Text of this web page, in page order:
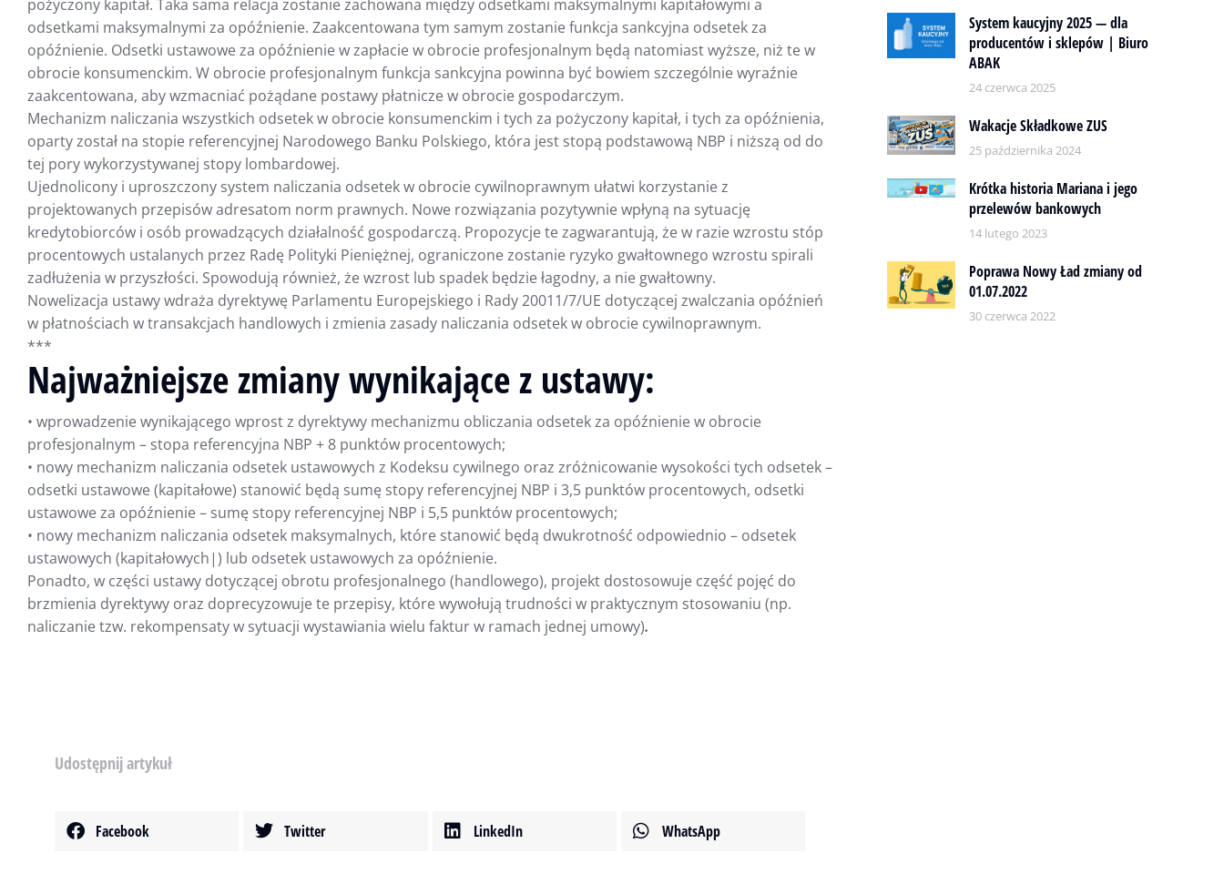
pożyczony kapitał. Taka sama relacja zostanie zachowana między odsetkami maksymalnymi kapitałowymi a
odsetkami maksymalnymi za opóźnienie. Zaakcentowana tym samym zostanie funkcja sankcyjna odsetek za
opóźnienie. Odsetki ustawowe za opóźnienie w zapłacie w obrocie profesjonalnym będą natomiast wyższe, niż te w
obrocie konsumenckim. W obrocie profesjonalnym funkcja sankcyjna powinna być bowiem szczególnie wyraźnie
zaakcentowana, aby wzmacniać pożądane postawy płatnicze w obrocie gospodarczym.
Mechanizm naliczania wszystkich odsetek w obrocie konsumenckim i tych za pożyczony kapitał, i tych za opóźnienia,
oparty został na stopie referencyjnej Narodowego Banku Polskiego, która jest stopą podstawową NBP i niższą od do
tej pory wykorzystywanej stopy lombardowej.
Ujednolicony i uproszczony system naliczania odsetek w obrocie cywilnoprawnym ułatwi korzystanie z
projektowanych przepisów adresatom norm prawnych. Nowe rozwiązania pozytywnie wpłyną na sytuację
kredytobiorców i osób prowadzących działalność gospodarczą. Propozycje te zagwarantują, że w razie wzrostu stóp
procentowych ustalanych przez Radę Polityki Pieniężnej, ograniczone zostanie ryzyko gwałtownego wzrostu spirali
zadłużenia w przyszłości. Spowodują również, że wzrost lub spadek będzie łagodny, a nie gwałtowny.
Nowelizacja ustawy wdraża dyrektywę Parlamentu Europejskiego i Rady 20011/7/UE dotyczącej zwalczania opóźnień
w płatnościach w transakcjach handlowych i zmienia zasady naliczania odsetek w obrocie cywilnoprawnym.
***
Najważniejsze zmiany wynikające z ustawy:
• wprowadzenie wynikającego wprost z dyrektywy mechanizmu obliczania odsetek za opóźnienie w obrocie
profesjonalnym – stopa referencyjna NBP + 8 punktów procentowych;
• nowy mechanizm naliczania odsetek ustawowych z Kodeksu cywilnego oraz zróżnicowanie wysokości tych odsetek –
odsetki ustawowe (kapitałowe) stanowić będą sumę stopy referencyjnej NBP i 3,5 punktów procentowych, odsetki
ustawowe za opóźnienie – sumę stopy referencyjnej NBP i 5,5 punktów procentowych;
• nowy mechanizm naliczania odsetek maksymalnych, które stanowić będą dwukrotność odpowiednio – odsetek
ustawowych (kapitałowych|) lub odsetek ustawowych za opóźnienie.
Ponadto, w części ustawy dotyczącej obrotu profesjonalnego (handlowego), projekt dostosowuje część pojęć do
brzmienia dyrektywy oraz doprecyzowuje te przepisy, które wywołują trudności w praktycznym stosowaniu (np.
naliczanie tzw. rekompensaty w sytuacji wystawiania wielu faktur w ramach jednej umowy).
Udostępnij artykuł
Facebook Twitter LinkedIn WhatsApp
System kaucyjny 2025 — dla
producentów i sklepów | Biuro
ABAK
24 czerwca 2025
Wakacje Składkowe ZUS
25 października 2024
Krótka historia Mariana i jego
przelewów bankowych
14 lutego 2023
Poprawa Nowy Ład zmiany od
01.07.2022
30 czerwca 2022